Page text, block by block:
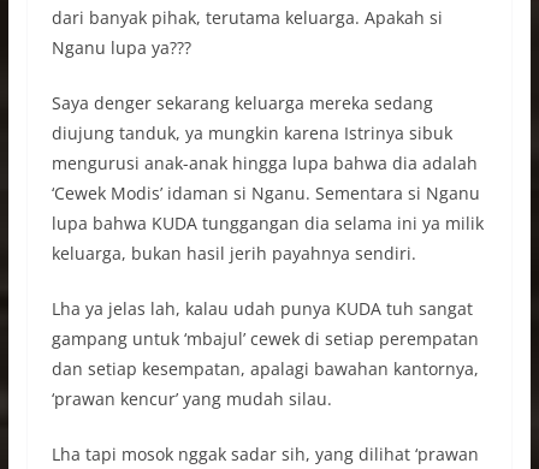
dari banyak pihak, terutama keluarga. Apakah si
Nganu lupa ya???
Saya denger sekarang keluarga mereka sedang
diujung tanduk, ya mungkin karena Istrinya sibuk
mengurusi anak-anak hingga lupa bahwa dia adalah
‘Cewek Modis’ idaman si Nganu. Sementara si Nganu
lupa bahwa KUDA tunggangan dia selama ini ya milik
keluarga, bukan hasil jerih payahnya sendiri.
Lha ya jelas lah, kalau udah punya KUDA tuh sangat
gampang untuk ‘mbajul’ cewek di setiap perempatan
dan setiap kesempatan, apalagi bawahan kantornya,
‘prawan kencur’ yang mudah silau.
Lha tapi mosok nggak sadar sih, yang dilihat ‘prawan